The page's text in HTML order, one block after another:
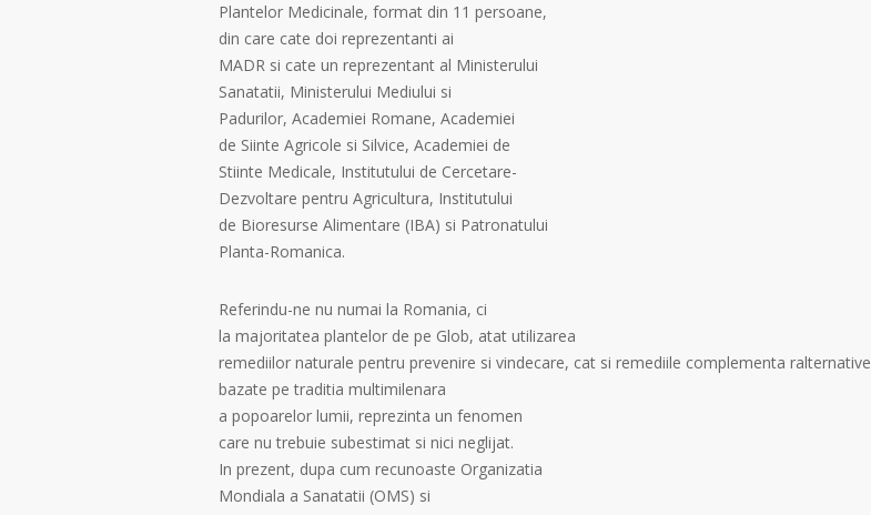
Plantelor Medicinale, format din 11 persoane,
din care cate doi reprezentanti ai
MADR si cate un reprezentant al Ministerului
Sanatatii, Ministerului Mediului si
Padurilor, Academiei Romane, Academiei
de Siinte Agricole si Silvice, Academiei de
Stiinte Medicale, Institutului de Cercetare-
Dezvoltare pentru Agricultura, Institutului
de Bioresurse Alimentare (IBA) si Patronatului
Planta-Romanica.
Referindu-ne nu numai la Romania, ci
la majoritatea plantelor de pe Glob, atat utilizarea
remediilor naturale pentru prevenire si vindecare, cat si remediile complementa ralternative
bazate pe traditia multimilenara
a popoarelor lumii, reprezinta un fenomen
care nu trebuie subestimat si nici neglijat.
In prezent, dupa cum recunoaste Organizatia
Mondiala a Sanatatii (OMS) si